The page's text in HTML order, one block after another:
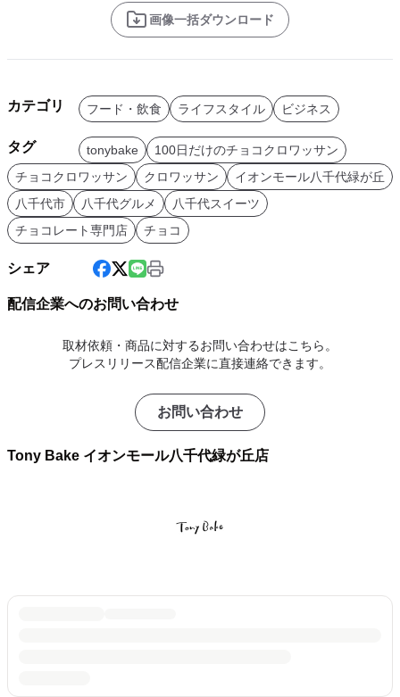
画像一括ダウンロード
カテゴリ フード・飲食 ライフスタイル ビジネス
タグ tonybake
100日だけのチョコクロワッサン
チョコクロワッサン
クロワッサン
イオンモール八千代緑が丘
八千代市
八千代グルメ
八千代スイーツ
チョコレート専門店
チョコ
シェア
配信企業へのお問い合わせ
取材依頼・商品に対するお問い合わせはこちら。
プレスリリース配信企業に直接連絡できます。
お問い合わせ
Tony Bake イオンモール八千代緑が丘店